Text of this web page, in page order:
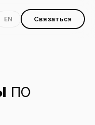
EN Связаться
по